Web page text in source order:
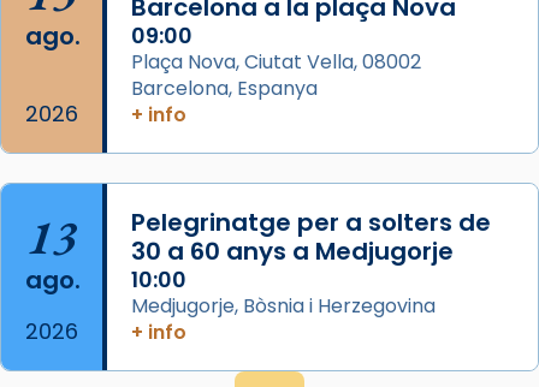
View on Facebook · Share
ago.
2026
Barcelona a la plaça Nova
09:00
Plaça Nova, Ciutat Vella, 08002
Barcelona, Espanya
+ info
13
ago.
2026
Pelegrinatge per a solters de
30 a 60 anys a Medjugorje
10:00
Medjugorje, Bòsnia i Herzegovina
+ info